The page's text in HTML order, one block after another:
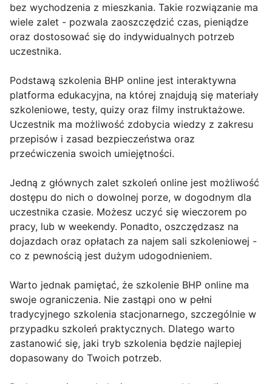
bez wychodzenia z mieszkania. Takie rozwiązanie ma
wiele zalet - pozwala zaoszczędzić czas, pieniądze
oraz dostosować się do indywidualnych potrzeb
uczestnika.
Podstawą szkolenia BHP online jest interaktywna
platforma edukacyjna, na której znajdują się materiały
szkoleniowe, testy, quizy oraz filmy instruktażowe.
Uczestnik ma możliwość zdobycia wiedzy z zakresu
przepisów i zasad bezpieczeństwa oraz
przećwiczenia swoich umiejętności.
Jedną z głównych zalet szkoleń online jest możliwość
dostępu do nich o dowolnej porze, w dogodnym dla
uczestnika czasie. Możesz uczyć się wieczorem po
pracy, lub w weekendy. Ponadto, oszczędzasz na
dojazdach oraz opłatach za najem sali szkoleniowej -
co z pewnością jest dużym udogodnieniem.
Warto jednak pamiętać, że szkolenie BHP online ma
swoje ograniczenia. Nie zastąpi ono w pełni
tradycyjnego szkolenia stacjonarnego, szczególnie w
przypadku szkoleń praktycznych. Dlatego warto
zastanowić się, jaki tryb szkolenia będzie najlepiej
dopasowany do Twoich potrzeb.